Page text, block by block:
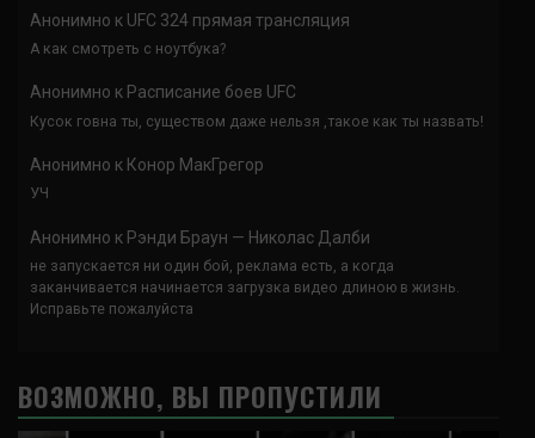
Анонимно к UFC 324 прямая трансляция
А как смотреть с ноутбука?
Анонимно к Расписание боев UFC
Кусок говна ты, существом даже нельзя ,такое как ты назвать!
Анонимно к Конор МакГрегор
УЧ
Анонимно к Рэнди Браун — Николас Далби
не запускается ни один бой, реклама есть, а когда
заканчивается начинается загрузка видео длиною в жизнь.
Исправьте пожалуйста
ВОЗМОЖНО, ВЫ ПРОПУСТИЛИ